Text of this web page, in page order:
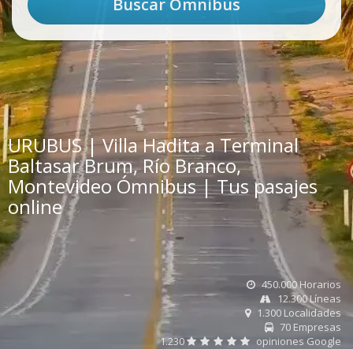
URUBUS | Villa Hadita a Terminal
Baltasar Brum, Río Branco,
Montevideo Ómnibus | Tus pasajes
online
450.000 Horarios
12.300 Líneas
1.300 Localidades
70 Empresas
1.230
opiniones Google